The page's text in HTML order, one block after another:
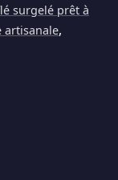
surgelé prêt à
artisanale,